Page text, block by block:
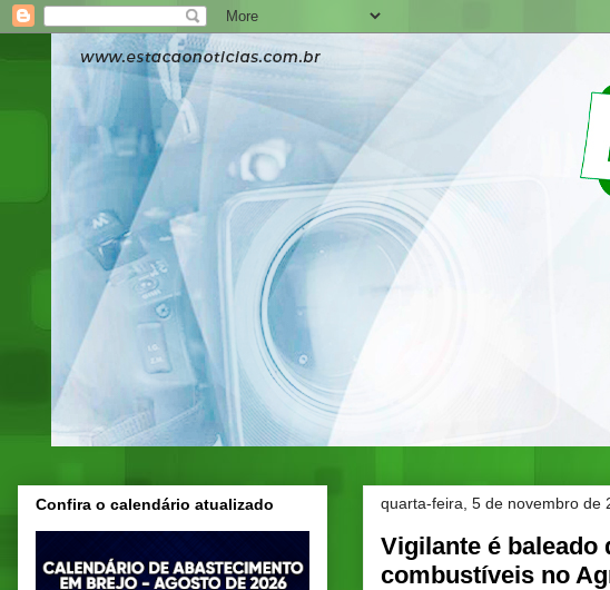
quarta-feira, 5 de novembro de
Vigilante é baleado
combustíveis no
Confira o calendário atualizado